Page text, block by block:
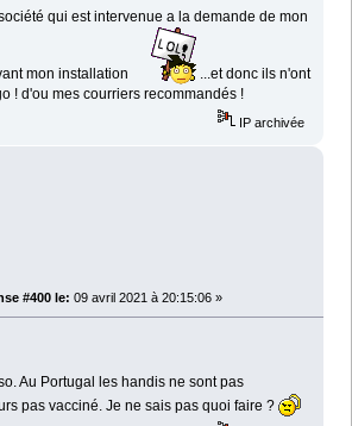
qui est intervenue a la demande de mon
mon installation
...et donc ils n'ont
! d'ou mes courriers recommandés !
IP archivée
#400 le: 09 avril 2021 à 20:15:06 »
Au Portugal les handis ne sont pas
pas vacciné. Je ne sais pas quoi faire ?